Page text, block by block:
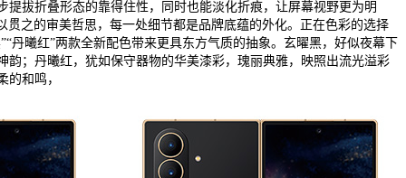
提拔折叠形态的靠得住性，同时也能淡化折痕，让屏幕视野更为明
贯之的审美哲思，每一处细节都是品牌底蕴的外化。正在色彩的选择
丹曦红”两款全新配色带来更具东方气质的抽象。玄曜黑，好似夜幕下
韵；丹曦红，犹如保守器物的华美漆彩，瑰丽典雅，映照出流光溢彩
的和鸣，